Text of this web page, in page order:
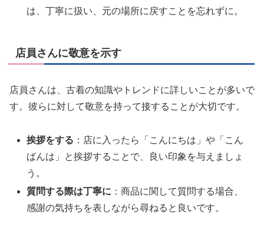
は、丁寧に扱い、元の場所に戻すことを忘れずに。
店員さんに敬意を示す
店員さんは、古着の知識やトレンドに詳しいことが多いで
す。彼らに対して敬意を持って接することが大切です。
挨拶をする ：店に入ったら「こんにちは」や「こん
ばんは」と挨拶することで、良い印象を与えましょ
う。
質問する際は丁寧に ：商品に関して質問する場合、
感謝の気持ちを表しながら尋ねると良いです。